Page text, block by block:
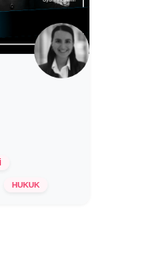
HUKUK